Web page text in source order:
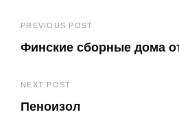
Навигация
по
записям
PREVIOUS POST
Финские сборные дома
Post
NEXT POST
Пеноизол